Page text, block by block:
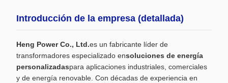
Introducción de la empresa (detallada)
Heng Power Co., Ltd.es un fabricante líder de
transformadores especializado ensoluciones de energía
personalizadaspara aplicaciones industriales, comerciales
y de energía renovable. Con décadas de experiencia en